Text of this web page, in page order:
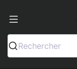
Rechercher